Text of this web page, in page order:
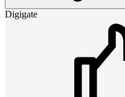
Digigate